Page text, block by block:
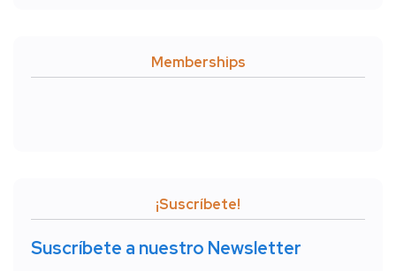
Memberships
¡Suscríbete!
Suscríbete a nuestro Newsletter